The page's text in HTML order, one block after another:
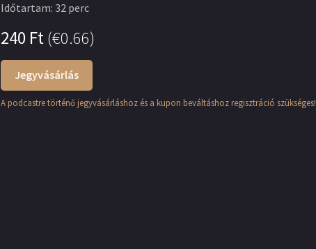
Időtartam: 32 perc
240 Ft(€0.66)
Jegyvásárlás
A podcastre történő jegyvásárláshoz és a kupon beváltáshoz regisztráció szükséges!